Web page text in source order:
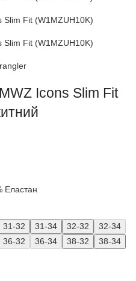
Icons Slim Fit
Еластан
31-32 31-34 32-32
32-34
36-32 36-34 38-32
38-34